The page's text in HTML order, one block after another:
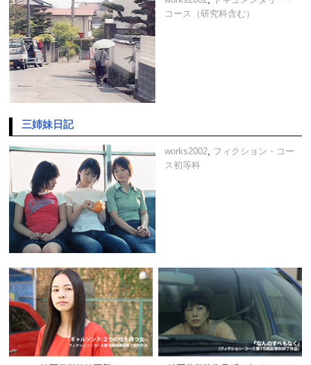
コース（研究科含む）
三姉妹日記
works2002, フィクション・コー
ス初等科